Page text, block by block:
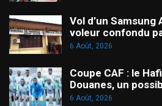
Vol d’un Samsung
voleur confondu
6 Août, 2026
Coupe CAF : le
Douanes, un
6 Août, 2026